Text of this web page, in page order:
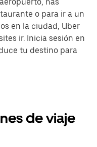
o para ir a un
en la ciudad, Uber
ir. Inicia sesión en
tu destino para
de viaje